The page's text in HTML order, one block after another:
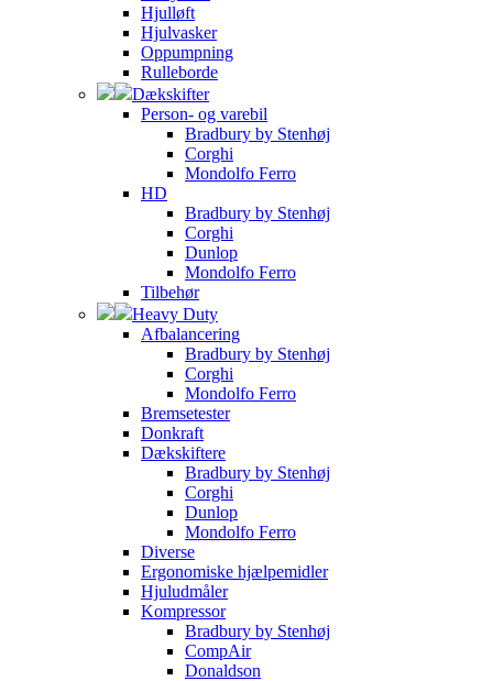
Hjulløft
Hjulvasker
Oppumpning
Rulleborde
Dækskifter
Person- og varebil
Bradbury by Stenhøj
Corghi
Mondolfo Ferro
HD
Bradbury by Stenhøj
Corghi
Dunlop
Mondolfo Ferro
Tilbehør
Heavy Duty
Afbalancering
Bradbury by Stenhøj
Corghi
Mondolfo Ferro
Bremsetester
Donkraft
Dækskiftere
Bradbury by Stenhøj
Corghi
Dunlop
Mondolfo Ferro
Diverse
Ergonomiske hjælpemidler
Hjuludmåler
Kompressor
Bradbury by Stenhøj
CompAir
Donaldson